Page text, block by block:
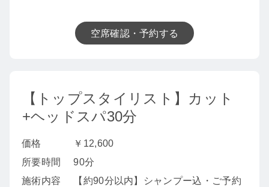
空席確認・予約する
【トップスタイリスト】カット
+ヘッドスパ30分
価格
￥12,600
所要時間
90分
施術内容
【約90分以内】シャンプー込・ご予約